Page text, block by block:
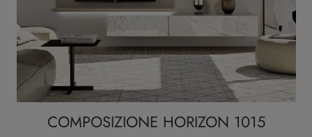
COMPOSIZIONE HORIZON 1015